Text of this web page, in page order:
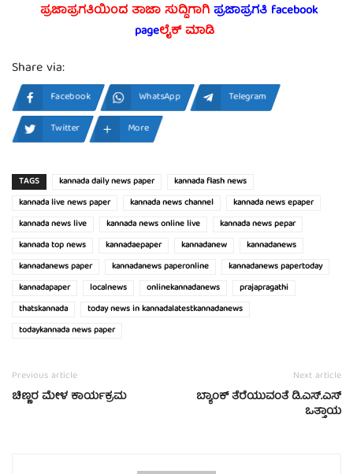
ಪ್ರಜಾಪ್ರಗತಿಯಿಂದ ತಾಜಾ ಸುದ್ದಿಗಾಗಿ ಪ್ರಜಾಪ್ರಗತಿ facebook
pageಲೈಕ್ ಮಾಡಿ
Share via:
Facebook WhatsApp
Telegram
Twitter
More
TAGS kannada daily news paper
kannada flash news
kannada live news paper
kannada news channel
kannada news epaper
kannada news live
kannada news online live
kannada news pepar
kannada top news
kannadaepaper kannadanew
kannadanews
kannadanews paper
kannadanews paperonline
kannadanews papertoday
kannadapaper
localnews onlinekannadanews
prajapragathi
thatskannada
today news in kannadalatestkannadanews
todaykannada news paper
Previous article
ಚಿಣ್ಣರ ಮೇಳ ಕಾರ್ಯಕ್ರಮ
Next article
ಬ್ಯಾಂಕ್ ತೆರೆಯುವಂತೆ ಡಿ.ಎಸ್.ಎಸ್
ಒತ್ತಾಯ